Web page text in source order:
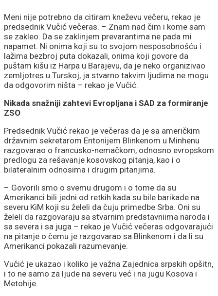
Meni nije potrebno da citiram kneževu večeru, rekao je
predsednik Vučić večeras. – Znam nad čim i kome sam
se zakleo. Da se zaklinjem prevarantima ne pada mi
napamet. Ni onima koji su to svojom nesposobnošću i
lažima bezbroj puta dokazali, onima koji govore da
puštam kišu iz Harpa u Barajevu, da je neko organizivao
zemljotres u Turskoj, ja stvarno takvim ljudima ne mogu
da odgovorim ništa – rekao je Vučić.
Nikada snažniji zahtevi Evropljana i SAD za formiranje
ZSO
Predsednik Vučić rekao je večeras da je sa američkim
državnim sekretarom Entonijem Blinkenom u Minhenu
razgovarao o francusko-nemačkom, odnosno evropskom
predlogu za rešavanje kosovskog pitanja, kao i o
bilateralnim odnosima i drugim pitanjima.
– Govorili smo o svemu drugom i o tome da su
Amerikanci bili jedni od retkih kada su bile barikade na
severu KiM koji su želeli da čuju primedbe Srba. Oni su
želeli da razgovaraju sa stvarnim predstavniima naroda i
sa severa i sa juga – rekao je Vučić večeras odgovarajući
na pitanje o čemu je razgovarao sa Blinkenom i da li su
Amerikanci pokazali razumevanje.
Vučić je ukazao i koliko je važna Zajednica srpskih opšitn,
i to ne samo za ljude na severu već i na jugu Kosova i
Metohije.